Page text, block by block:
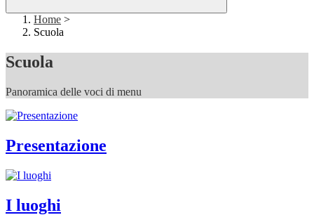
Home >
Scuola
Scuola
Panoramica delle voci di menu
Presentazione
I luoghi